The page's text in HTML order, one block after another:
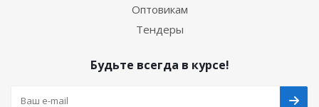
Оптовикам
Тендеры
Будьте всегда в курсе!